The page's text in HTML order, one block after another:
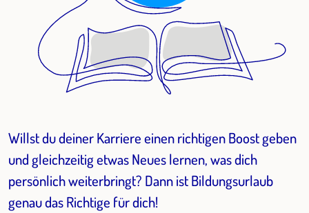
Willst du deiner Karriere einen richtigen Boost geben
und gleichzeitig etwas Neues lernen, was dich
persönlich weiterbringt? Dann ist Bildungsurlaub
genau das Richtige für dich!